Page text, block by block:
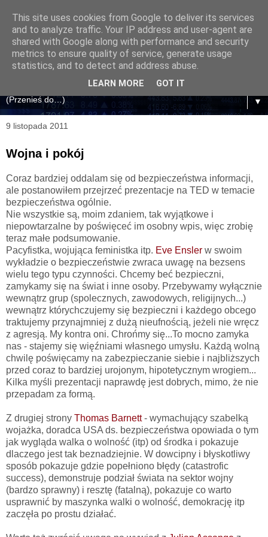
▼
9 listopada 2011
Wojna i pokój
Coraz bardziej oddalam się od bezpieczeństwa informacji,
ale postanowiłem przejrzeć prezentacje na TED w temacie
bezpieczeństwa ogólnie.
Nie wszystkie są, moim zdaniem, tak wyjątkowe i
niepowtarzalne by poświęceć im osobny wpis, więc zrobię
teraz małe podsumowanie.
Pacyfistka, wojująca feministka itp. Eve Ensler w swoim
wykładzie o bezpieczeństwie zwraca uwagę na bezsens
wielu tego typu czynności. Chcemy beć bezpieczni,
zamykamy się na świat i inne osoby. Przebywamy wyłącznie
wewnątrz grup (spolecznych, zawodowych, religijnych...)
wewnątrz którychczujemy się bezpieczni i każdego obcego
traktujemy przynajmniej z dużą nieufnością, jeżeli nie wręcz
z agresją. My kontra oni. Chrońmy się...To mocno zamyka
nas - stajemy się więźniami własnego umysłu. Każdą wolną
chwilę poświęcamy na zabezpieczanie siebie i najbliższych
przed coraz to bardziej urojonym, hipotetycznym wrogiem...
Kilka myśli prezentacji naprawdę jest dobrych, mimo, że nie
przepadam za formą.
Z drugiej strony Thomas Barnett- wymachujący szabelką
wojażka, doradca USA ds. bezpieczeństwa opowiada o tym
jak wygląda walka o wolność (itp) od środka i pokazuje
dlaczego jest tak beznadziejnie. W dowcipny i błyskotliwy
sposób pokazuje gdzie popełniono błędy (catastrofic
success), demonstruje podział świata na sektor wojny
(bardzo sprawny) i resztę (fatalną), pokazuje co warto
usprawnić by maszynka walki o wolność, demokrację itp
zaczęła po prostu działać.
This site uses cookies from Google to deliver its services
and to analyze traffic. Your IP address and user-agent are
shared with Google along with performance and security
metrics to ensure quality of service, generate usage
statistics, and to detect and address abuse.
LEARN MORE GOT IT